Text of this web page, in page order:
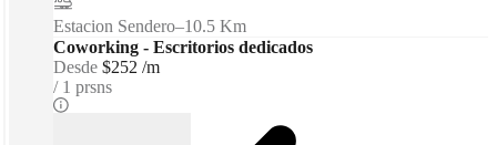
Estacion Sendero–10.5 Km
Coworking - Escritorios dedicados
Desde $252 /m
1 prsns